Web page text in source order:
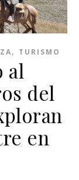
, TURISMO
al
del
en